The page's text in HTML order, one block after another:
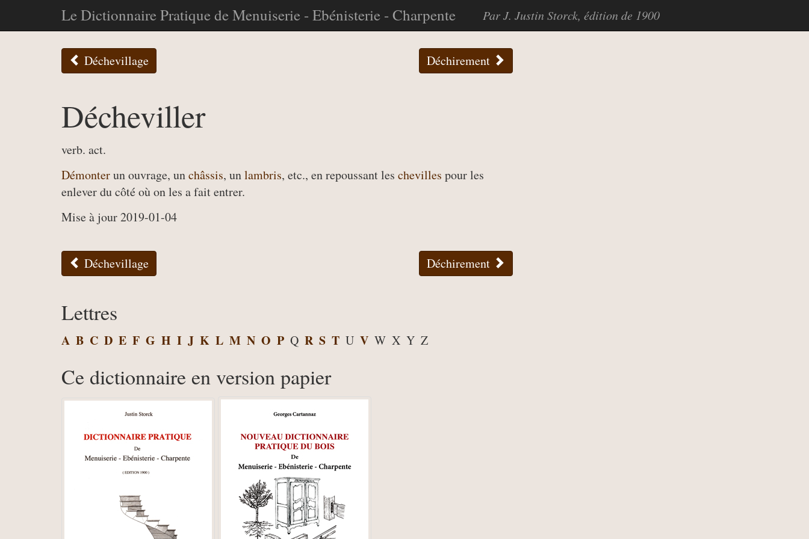
Le Dictionnaire Pratique de Menuiserie - Ebénisterie - Charpente Par J. Justin Storck, édition de 1900
Déchevillage Déchirement
Décheviller
verb. act.
Démonterun ouvrage, unchâssis, unlambris, etc., en repoussant les chevilles pour les
enlever du côté où on les a fait entrer.
Mise à jour 2019-01-04
Déchevillage Déchirement
Lettres
A B C D E F G H I J K L M N O P Q R S T U V W X Y Z
Ce dictionnaire en version papier